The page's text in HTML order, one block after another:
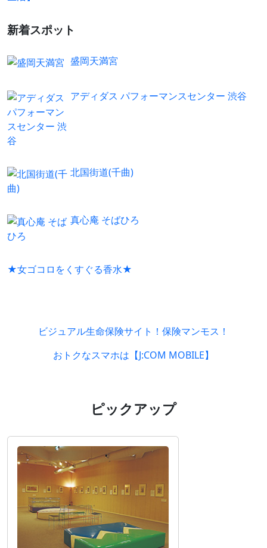
新着スポット
盛岡天満宮
アディダス パフォーマンスセンター 渋谷
北国街道(千曲)
真心庵 そばひろ
★女ゴコロをくすぐる香水★
ビジュアル生命保険サイト！保険マンモス！
おトクなスマホは【J:COM MOBILE】
ピックアップ